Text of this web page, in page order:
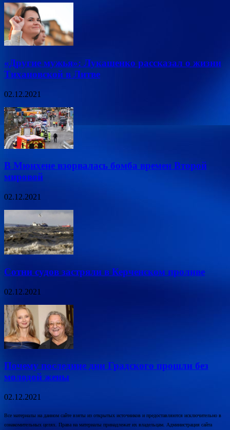
«Другие мужья»: Лукашенко рассказал о жизни
Тихановской в Литве
02.12.2021
В Мюнхене взорвалась бомба времен Второй
мировой
02.12.2021
Сотни судов застряли в Керченском проливе
02.12.2021
Почему последние дни Градского прошли без
молодой жены
02.12.2021
Все материалы на данном сайте взяты из открытых источников и предоставляются исключительно в
ознакомительных целях. Права на материалы принадлежат их владельцам. Администрация сайта